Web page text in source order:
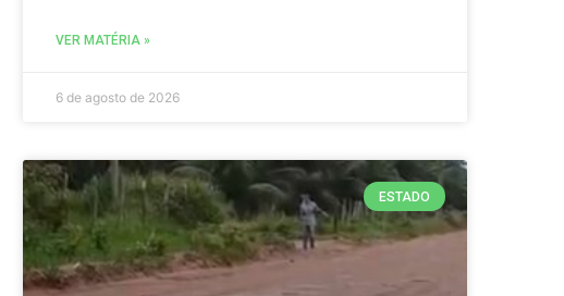
VER MATÉRIA »
6 de agosto de 2026
ESTADO